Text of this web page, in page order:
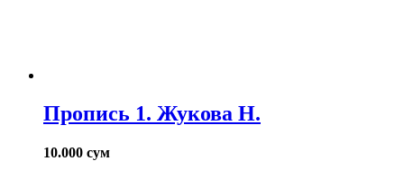
Пропись 1. Жукова Н.
10.000 сум